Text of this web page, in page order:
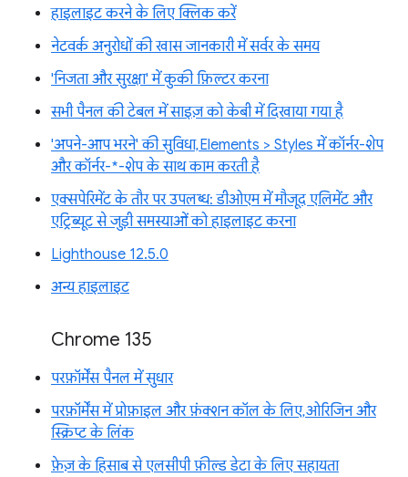
हाइलाइट करने के लिए क्लिक करें
नेटवर्क अनुरोधों की खास जानकारी में सर्वर के समय
'निजता और सुरक्षा' में कुकी फ़िल्टर करना
सभी पैनल की टेबल में साइज़ को केबी में दिखाया गया है
'अपने-आप भरने' की सुविधा, Elements > Styles में कॉर्नर-शेप
और कॉर्नर-*-शेप के साथ काम करती है
एक्सपेरिमेंट के तौर पर उपलब्ध: डीओएम में मौजूद एलिमेंट और
एट्रिब्यूट से जुड़ी समस्याओं को हाइलाइट करना
Lighthouse 12.5.0
अन्य हाइलाइट
Chrome 135
परफ़ॉर्मेंस पैनल में सुधार
परफ़ॉर्मेंस में प्रोफ़ाइल और फ़ंक्शन कॉल के लिए, ओरिजिन और
स्क्रिप्ट के लिंक
फ़ेज़ के हिसाब से एलसीपी फ़ील्ड डेटा के लिए सहायता